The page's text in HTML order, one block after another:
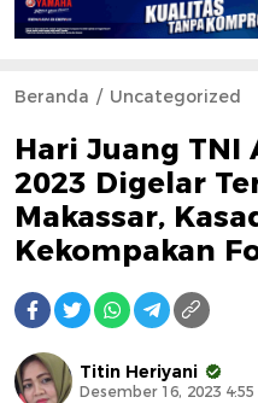
Beranda Uncategorized
Hari Juang TNI
2023 Digelar
Makassar,
Kekompakan
Titin Heriyani
Desember 16, 2023